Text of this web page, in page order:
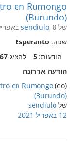
en Rumongo
(Burundo)
של sendiulo, 8 באפריל 2021
שפה: Esperanto
הודעות: 5 להציג
הודעה אחרונה
(eo)
en Rumongo
(Burundo)
של sendiulo
12 באפריל 2021